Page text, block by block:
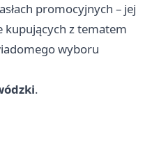
promocyjnych – jej
kupujących z tematem
wyboru
.